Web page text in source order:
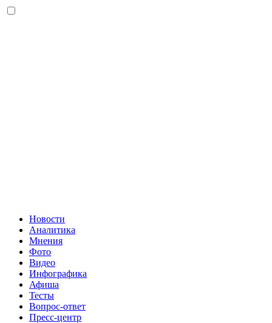
Новости
Аналитика
Мнения
Фото
Видео
Инфографика
Афиша
Тесты
Вопрос-ответ
Пресс-центр